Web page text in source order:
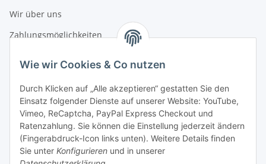
Wie wir Cookies & Co nutzen
Durch Klicken auf „Alle akzeptieren“ gestatten Sie den
Einsatz folgender Dienste auf unserer Website: YouTube,
Vimeo, ReCaptcha, PayPal Express Checkout und
Ratenzahlung. Sie können die Einstellung jederzeit ändern
(Fingerabdruck-Icon links unten). Weitere Details finden
Sie unter Konfigurieren und in unserer
Wir über uns
Zahlungsmöglichkeiten
Gesetzliche Informationen
Datenschutz
AGB
Sitemap